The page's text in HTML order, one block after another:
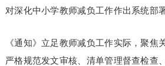
对深化中小学教师减负工作作出系统部署
《通知》立足教师减负工作实际，聚焦
严格规范发文审核、清单管理督查检查